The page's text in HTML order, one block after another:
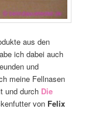
aus den
ich dabei auch
und
meine Fellnasen
und durch Die
von Felix